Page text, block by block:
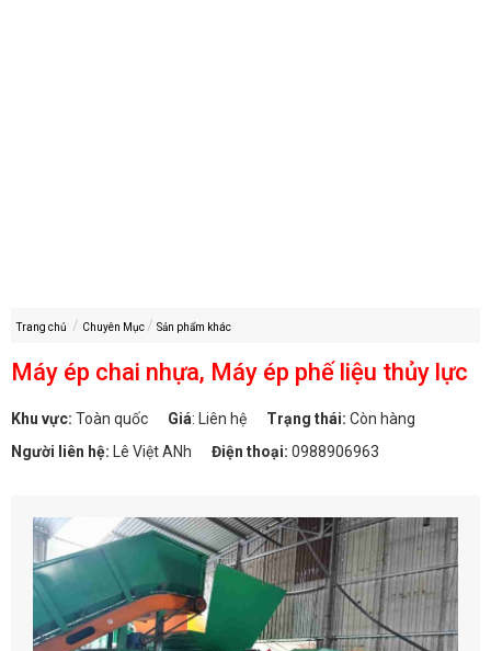
Trang chủ Chuyên Mục Sản phẩm khác
Máy ép chai nhựa, Máy ép phế liệu thủy lực
Khu vực: Toàn quốc Giá: Liên hệ Trạng thái: Còn hàng
Người liên hệ: Lê Việt ANh Điện thoại: 0988906963